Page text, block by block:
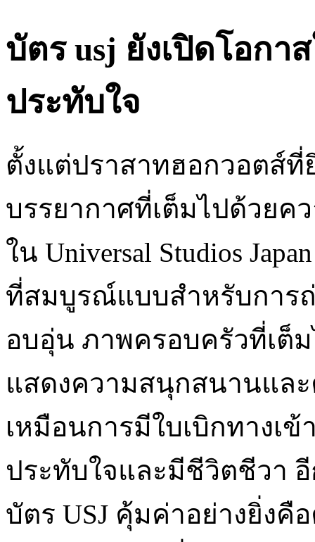
บัตร usj ยังเปิดโอก
ประทับใจ
ตั้งแต่ปราสาทฮอกวอตส์ที่
บรรยากาศที่เต็มไปด้วยค
ใน Universal Studios
ที่สมบูรณ์แบบสำหรับการ
อบอุ่น ภาพครอบครัวที่เต็
แสดงความสนุกสนานแล
เหมือนการมีใบเบิกทางเ
ประทับใจและมีชีวิตชีวา
บัตร USJ คุ้มค่าอย่างยิ่งคื